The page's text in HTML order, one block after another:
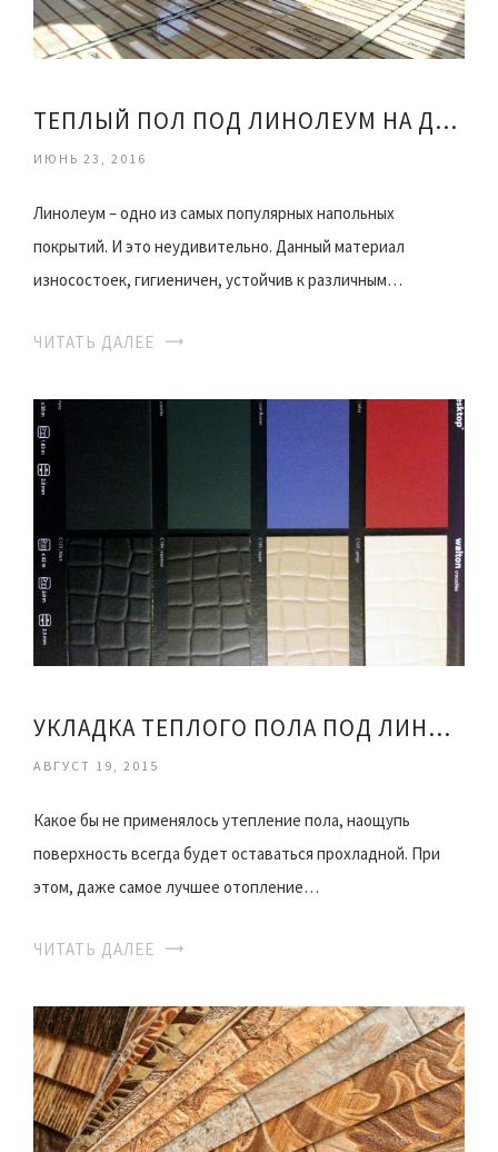
ТЕПЛЫЙ ПОЛ ПОД ЛИНОЛЕУМ НА ДЕРЕВЯННЫЙ ПОЛ
ИЮНЬ 23, 2016
Линолеум – одно из самых популярных напольных
покрытий. И это неудивительно. Данный материал
износостоек, гигиеничен, устойчив к различным…
ЧИТАТЬ ДАЛЕЕ
УКЛАДКА ТЕПЛОГО ПОЛА ПОД ЛИНОЛЕУМ
АВГУСТ 19, 2015
Какое бы не применялось утепление пола, наощупь
поверхность всегда будет оставаться прохладной. При
этом, даже самое лучшее отопление…
ЧИТАТЬ ДАЛЕЕ